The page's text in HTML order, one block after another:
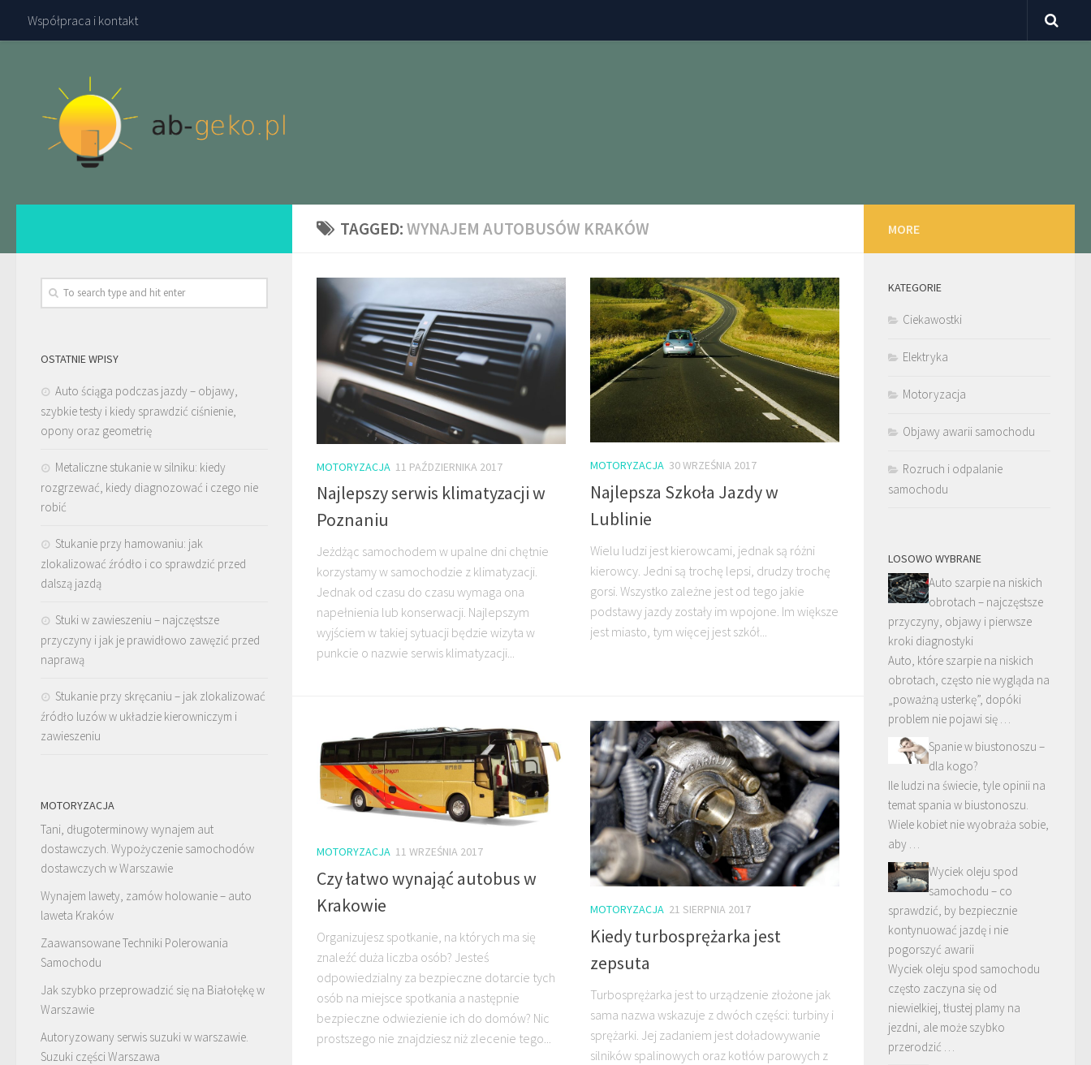
Współpraca i kontakt
TAGGED:WYNAJEM AUTOBUSÓW KRAKÓW
MOTORYZACJA 11 PAŹDZIERNIKA 2017
Najlepszy serwis klimatyzacji w
Poznaniu
Jeżdżąc samochodem w upalne dni chętnie
korzystamy w samochodzie z klimatyzacji.
Jednak od czasu do czasu wymaga ona
napełnienia lub konserwacji. Najlepszym
wyjściem w takiej sytuacji będzie wizyta w
punkcie o nazwie serwis klimatyzacji...
MOTORYZACJA 30 WRZEŚNIA 2017
Najlepsza Szkoła Jazdy w
Lublinie
Wielu ludzi jest kierowcami, jednak są różni
kierowcy. Jedni są trochę lepsi, drudzy trochę
gorsi. Wszystko zależne jest od tego jakie
podstawy jazdy zostały im wpojone. Im większe
jest miasto, tym więcej jest szkół...
MOTORYZACJA 11 WRZEŚNIA 2017
Czy łatwo wynająć autobus w
Krakowie
Organizujesz spotkanie, na których ma się
znaleźć duża liczba osób? Jesteś
odpowiedzialny za bezpieczne dotarcie tych
osób na miejsce spotkania a następnie
bezpieczne odwiezienie ich do domów? Nic
prostszego nie znajdziesz niż zlecenie tego...
MOTORYZACJA 21 SIERPNIA 2017
Kiedy turbosprężarka jest
zepsuta
Turbosprężarka jest to urządzenie złożone jak
sama nazwa wskazuje z dwóch części: turbiny i
sprężarki. Jej zadaniem jest doładowywanie
silników spalinowych oraz kotłów parowych z
OSTATNIE WPISY
Auto ściąga podczas jazdy – objawy,
szybkie testy i kiedy sprawdzić ciśnienie,
opony oraz geometrię
Metaliczne stukanie w silniku: kiedy
rozgrzewać, kiedy diagnozować i czego nie
robić
Stukanie przy hamowaniu: jak
zlokalizować źródło i co sprawdzić przed
dalszą jazdą
Stuki w zawieszeniu – najczęstsze
przyczyny i jak je prawidłowo zawęzić przed
naprawą
Stukanie przy skręcaniu – jak zlokalizować
źródło luzów w układzie kierowniczym i
zawieszeniu
MOTORYZACJA
Tani, długoterminowy wynajem aut
dostawczych. Wypożyczenie samochodów
dostawczych w Warszawie
Wynajem lawety, zamów holowanie – auto
laweta Kraków
Zaawansowane Techniki Polerowania
Samochodu
Jak szybko przeprowadzić się na Białołękę w
Warszawie
Autoryzowany serwis suzuki w warszawie.
Suzuki części Warszawa
MORE
KATEGORIE
Ciekawostki
Elektryka
Motoryzacja
Objawy awarii samochodu
Rozruch i odpalanie
samochodu
LOSOWO WYBRANE
Auto szarpie na niskich
obrotach – najczęstsze
przyczyny, objawy i pierwsze
kroki diagnostyki
Auto, które szarpie na niskich
obrotach, często nie wygląda na
„poważną usterkę”, dopóki
problem nie pojawi się …
Spanie w biustonoszu –
dla kogo?
Ile ludzi na świecie, tyle opinii na
temat spania w biustonoszu.
Wiele kobiet nie wyobraża sobie,
aby …
Wyciek oleju spod
samochodu – co
sprawdzić, by bezpiecznie
kontynuować jazdę i nie
pogorszyć awarii
Wyciek oleju spod samochodu
często zaczyna się od
niewielkiej, tłustej plamy na
jezdni, ale może szybko
przerodzić …